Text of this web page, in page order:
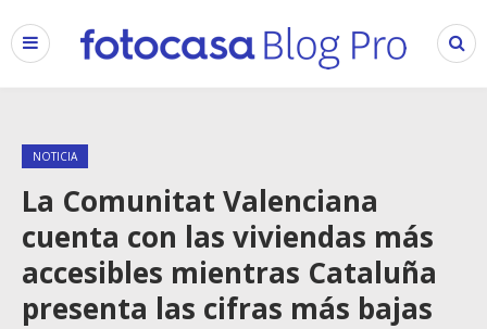
NOTICIA
La Comunitat Valenciana
cuenta con las viviendas más
accesibles mientras Cataluña
presenta las cifras más bajas